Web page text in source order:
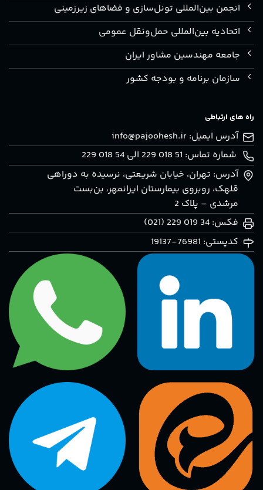
انجمن بین‌المللی تونل‌سازی و فضاهای زیرزمینی
اتحادیه بین‌المللی حمل‌ونقل عمومی
جامعه مهندسین مشاور ایران
سازمان برنامه و بودجه کشور
راه های ارتباطی
آدرس ایمیل: info@pajoohesh.ir
شماره تماس: 51 018 229 الی 54 018 229
آدرس: تهران، خيابان شريعتی، نرسيده به دوراهی
قلهک، روبروی بيمارستان ايرانمهر، بن‌بست
مرشدی – پلاک 2
فکس: 34 019 229 (021)
کدپستی: 76981-19137